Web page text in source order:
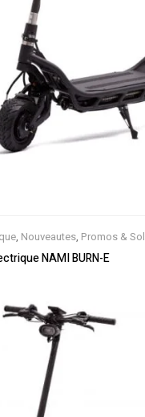
, Nouveautes, Promos &
NAMI BURN-E